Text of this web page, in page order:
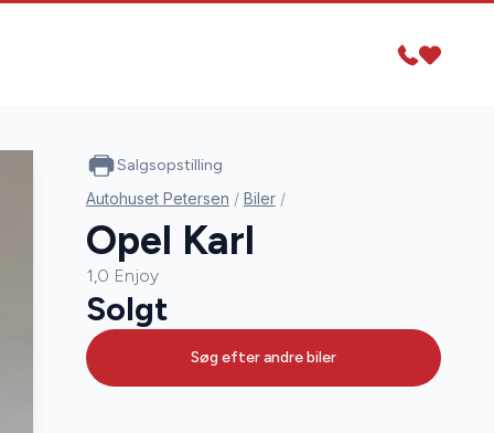
Salgsopstilling
Autohuset Petersen / Biler /
Opel Karl
1,0 Enjoy
Solgt
Søg efter andre biler